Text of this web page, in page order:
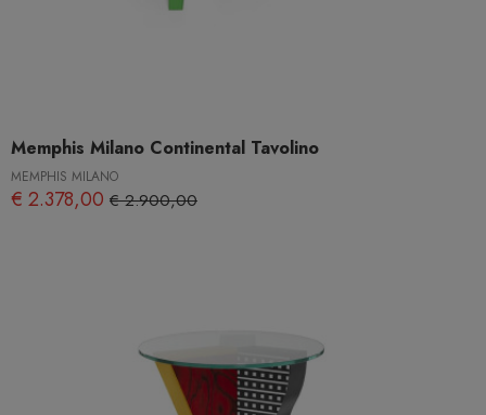
Memphis Milano Continental Tavolino
MEMPHIS MILANO
€ 2.378,00 € 2.900,00